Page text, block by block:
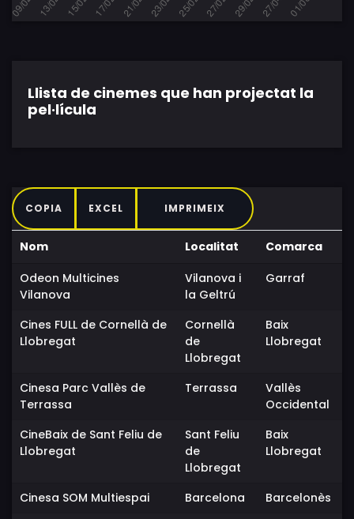
Llista de cinemes que han projectat la
pel·lícula
COPIA EXCEL IMPRIMEIX
Nom Localitat
Comarca
Odeon Multicines
Vilanova
Vilanova i
la Geltrú
Garraf
Cines FULL de Cornellà de
Llobregat
Cornellà
de
Llobregat
Baix
Llobregat
Cinesa Parc Vallès de
Terrassa
Terrassa
Vallès
Occidental
CineBaix de Sant Feliu de
Llobregat
Sant Feliu
de
Llobregat
Baix
Llobregat
Cinesa SOM Multiespai Barcelona
Barcelonès